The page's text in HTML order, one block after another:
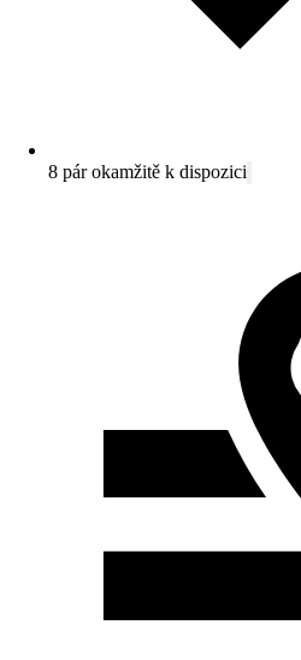
8 pár okamžitě k dispozici